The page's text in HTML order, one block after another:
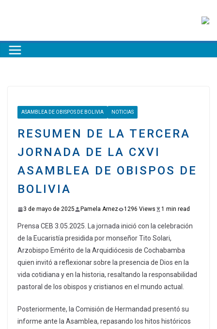
ASAMBLEA DE OBISPOS DE BOLIVIA NOTICIAS
RESUMEN DE LA TERCERA
JORNADA DE LA CXVI
ASAMBLEA DE OBISPOS DE
BOLIVIA
3 de mayo de 2025 Pamela Arnez 1296 Views 1 min read
Prensa CEB 3.05.2025. La jornada inició con la celebración
de la Eucaristía presidida por monseñor Tito Solari,
Arzobispo Emérito de la Arquidiócesis de Cochabamba
quien invitó a reflexionar sobre la presencia de Dios en la
vida cotidiana y en la historia, resaltando la responsabilidad
pastoral de los obispos y cristianos en el mundo actual.
Posteriormente, la Comisión de Hermandad presentó su
informe ante la Asamblea, repasando los hitos históricos